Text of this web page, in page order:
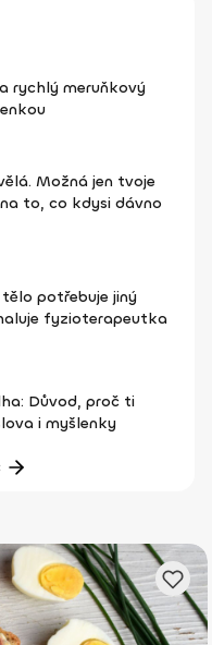
rychlý meruňkový
Možná jen tvoje
to, co kdysi dávno
potřebuje jiný
fyzioterapeutka
Důvod, proč ti
i myšlenky